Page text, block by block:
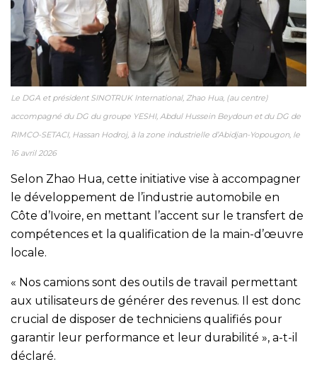
Le DGA et président SINOTRUK International, Zhao Hua, (au centre)
accompagné du DG du groupe YESHI, Abdul Hussein Beydoun et du DG de
RIMCO-SETACI, Hassan Hodroj, à la zone industrielle d’Abidjan-Yopougon, le
16 avril 2026
Selon Zhao Hua, cette initiative vise à accompagner
le développement de l’industrie automobile en
Côte d’Ivoire, en mettant l’accent sur le transfert de
compétences et la qualification de la main-d’œuvre
locale.
« Nos camions sont des outils de travail permettant
aux utilisateurs de générer des revenus. Il est donc
crucial de disposer de techniciens qualifiés pour
garantir leur performance et leur durabilité », a-t-il
déclaré.